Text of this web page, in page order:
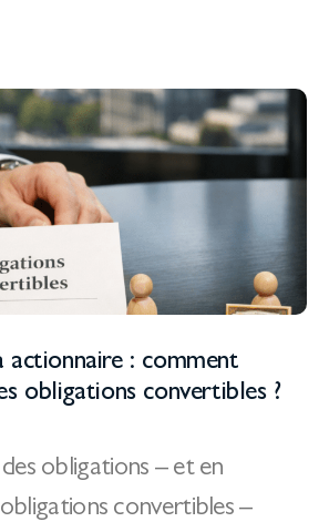
actionnaire : comment
obligations convertibles ?
obligations – et en
convertibles –